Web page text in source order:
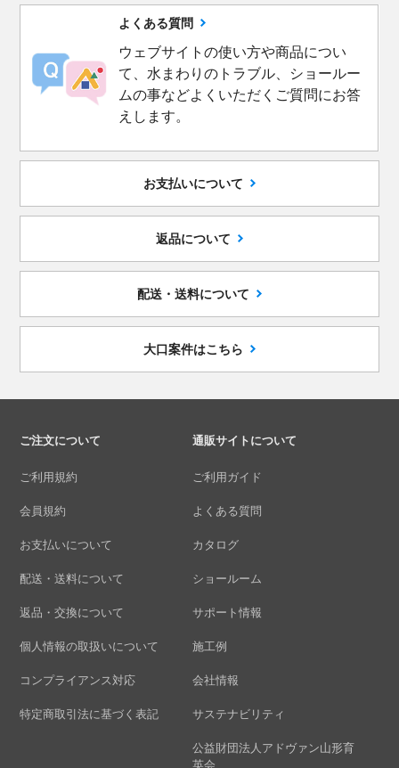
よくある質問
ウェブサイトの使い方や商品につい
て、水まわりのトラブル、ショールー
ムの事などよくいただくご質問にお答
えします。
お支払いについて
返品について
配送・送料について
大口案件はこちら
ご注文について
ご利用規約
会員規約
お支払いについて
配送・送料について
返品・交換について
個人情報の取扱いについて
コンプライアンス対応
特定商取引法に基づく表記
通販サイトについて
ご利用ガイド
よくある質問
カタログ
ショールーム
サポート情報
施工例
会社情報
サステナビリティ
公益財団法人アドヴァン山形育
英会